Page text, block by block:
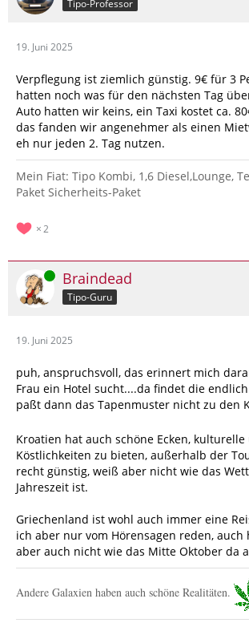
Tipo-Professor
19. Juni 2025
Verpflegung ist ziemlich günstig. 9€ für 3
hatten noch was für den nächsten Tag
Auto hatten wir keins, ein Taxi kostet ca.
das fanden wir angenehmer als einen
eh nur jeden 2. Tag nutzen.
Mein Fiat: Tipo Kombi, 1,6 Diesel,Lounge,
Paket Sicherheits-Paket
2
Online Braindead
Tipo-Guru
19. Juni 2025
puh, anspruchsvoll, das erinnert mich
Frau ein Hotel sucht....da findet die
paßt dann das Tapenmuster nicht zu den
Kroatien hat auch schöne Ecken,
Köstlichkeiten zu bieten, außerhalb der
recht günstig, weiß aber nicht wie das
Jahreszeit ist.
Griechenland ist wohl auch immer eine
ich aber nur vom Hörensagen reden, auch
aber auch nicht wie das Mitte Oktober da
Andere Galaxien haben auch schöne Realitäten.